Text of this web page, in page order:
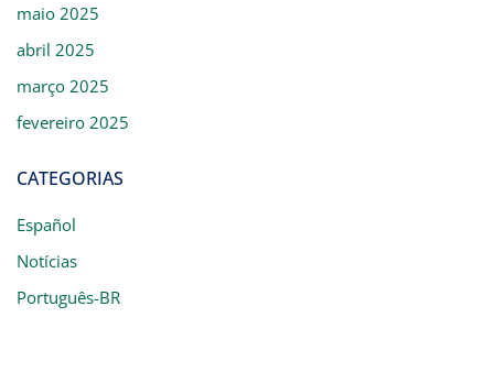
maio 2025
abril 2025
março 2025
fevereiro 2025
CATEGORIAS
Español
Notícias
Português-BR